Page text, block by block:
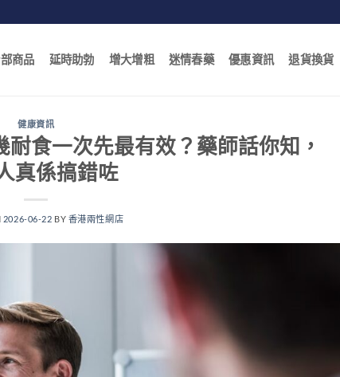
商品 延時助勃 增大增粗 迷情春藥 優惠資訊 退貨換貨
健康資訊
食一次先最有效？藥師話你知，
真係搞錯咗
2026-06-22 BY 香港兩性網店